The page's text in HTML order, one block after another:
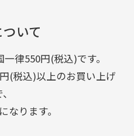
いて
律550円(税込)です。
(税込)以上のお買い上げ
なります。